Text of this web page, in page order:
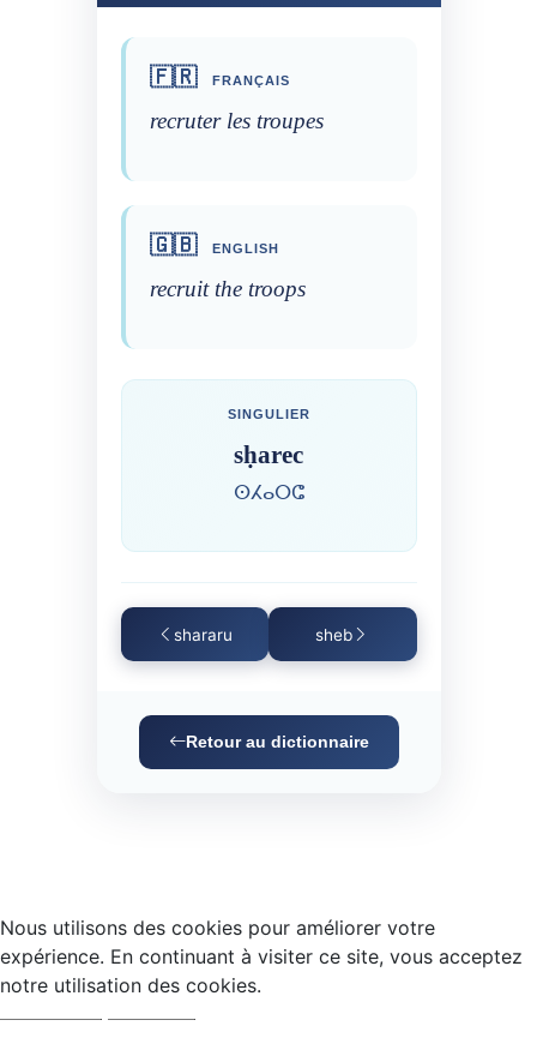
🇫🇷 FRANÇAIS
recruter les troupes
🇬🇧 ENGLISH
recruit the troops
SINGULIER
sḥarec
ⵙⵃⴰⵔⵛ
shararu sheb
Retour au dictionnaire
Nous utilisons des cookies pour améliorer votre
expérience. En continuant à visiter ce site, vous acceptez
notre utilisation des cookies.